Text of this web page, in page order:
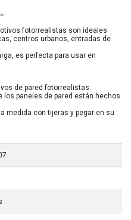
fotorrealistas son ideales
centros urbanos, entradas de
es perfecta para usar en
de pared fotorrealistas.
los paneles de pared están hechos
medida con tijeras y pegar en su